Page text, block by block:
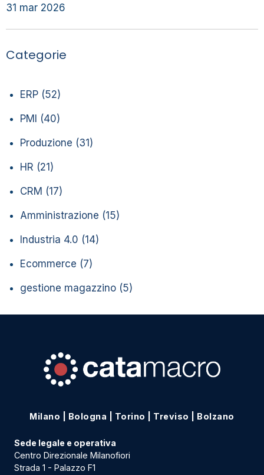
31 mar 2026
Categorie
ERP (52)
PMI (40)
Produzione (31)
HR (21)
CRM (17)
Amministrazione (15)
Industria 4.0 (14)
Ecommerce (7)
gestione magazzino (5)
Milano Bologna Torino Treviso Bolzano
Sede legale e operativa
Centro Direzionale Milanofiori
Strada 1 - Palazzo F1